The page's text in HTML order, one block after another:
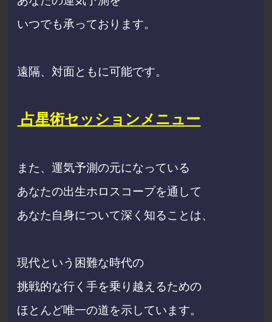
いつでも承っております。
遠隔、対面ともに可能です。
占星術セッションメニュー
また、運気予測の元になっている
あなたの出生ホロスコープを通して
あなた自身について深く知ることは、
現代という困難な時代の
挑戦的な行く手を乗り越えるための
ほとんど唯一の道を示しています。